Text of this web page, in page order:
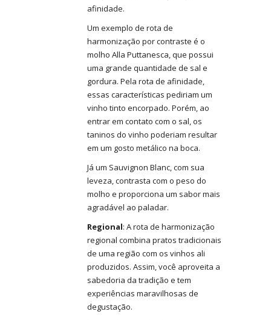
afinidade.
Um exemplo de rota de
harmonização por contraste é o
molho Alla Puttanesca, que possui
uma grande quantidade de sal e
gordura. Pela rota de afinidade,
essas características pediriam um
vinho tinto encorpado. Porém, ao
entrar em contato com o sal, os
taninos do vinho poderiam resultar
em um gosto metálico na boca.
Já um Sauvignon Blanc, com sua
leveza, contrasta com o peso do
molho e proporciona um sabor mais
agradável ao paladar.
Regional: A rota de harmonização
regional combina pratos tradicionais
de uma região com os vinhos ali
produzidos. Assim, você aproveita a
sabedoria da tradição e tem
experiências maravilhosas de
degustação.